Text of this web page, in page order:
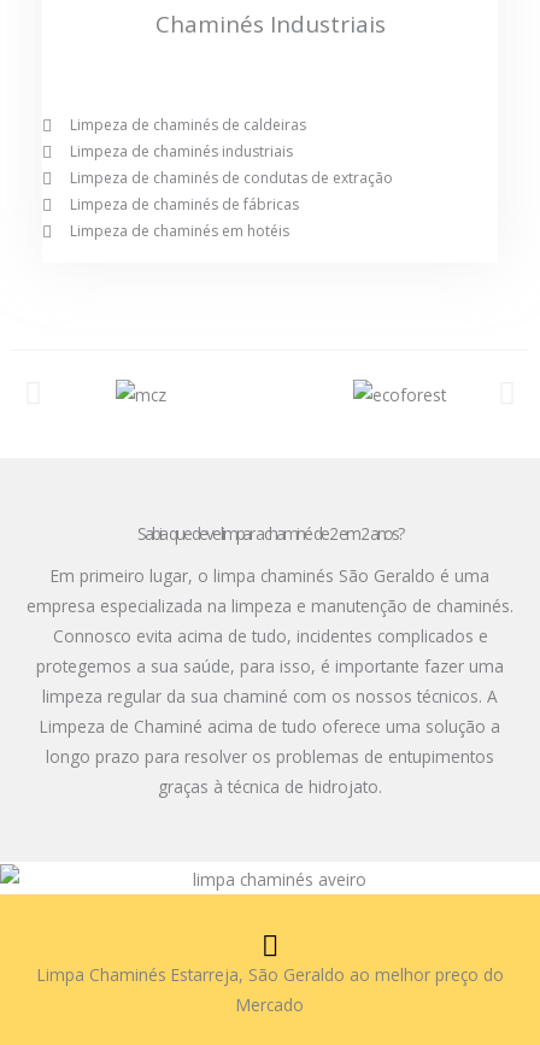
Chaminés Industriais
Limpeza de chaminés de caldeiras
Limpeza de chaminés industriais
Limpeza de chaminés de condutas de extração
Limpeza de chaminés de fábricas
Limpeza de chaminés em hotéis
Sabia que deve limpar a chaminé de 2 em 2 anos?
Em primeiro lugar, o limpa chaminés São Geraldo é uma
empresa especializada na limpeza e manutenção de chaminés.
Connosco evita acima de tudo, incidentes complicados e
protegemos a sua saúde, para isso, é importante fazer uma
limpeza regular da sua chaminé com os nossos técnicos. A
Limpeza de Chaminé acima de tudo oferece uma solução a
longo prazo para resolver os problemas de entupimentos
graças à técnica de hidrojato.
Limpa Chaminés Estarreja, São Geraldo ao melhor preço do
Mercado